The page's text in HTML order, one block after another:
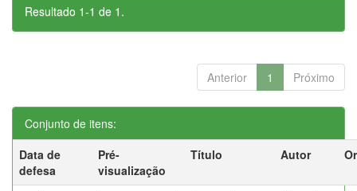
Resultado 1-1 de 1.
Anterior 1 Próximo
Conjunto de itens:
Data de
defesa
Pré-
visualização
Título Autor